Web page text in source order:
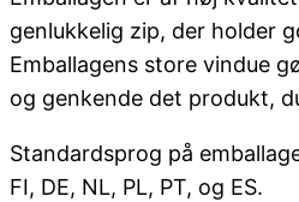
genlukkelig zip, der holder
Emballagens store vindue
og genkende det produkt,
Standardsprog på
FI, DE, NL, PL, PT, og ES.